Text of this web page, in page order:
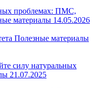
проблемах: ПМС,
материалы 14.05.2026
Полезные материалы
силу натуральных
21.07.2025